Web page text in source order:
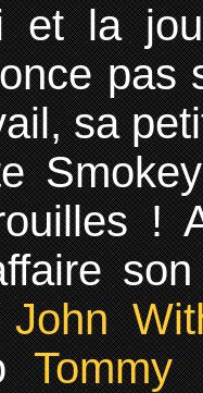
et la
pas
sa
!
John
Tommy